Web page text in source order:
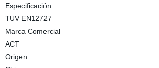
Especificación
TUV EN12727
Marca Comercial
ACT
Origen